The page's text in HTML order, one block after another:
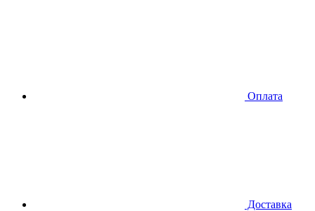
Оплата
Доставка